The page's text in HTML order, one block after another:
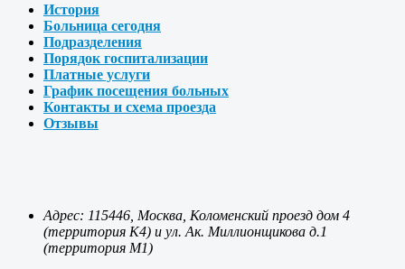
История
Больница сегодня
Подразделения
Порядок госпитализации
Платные услуги
График посещения больных
Контакты и схема проезда
Отзывы
Адрес: 115446, Москва, Коломенский проезд дом 4
(территория К4) и ул. Ак. Миллионщикова д.1
(территория М1)